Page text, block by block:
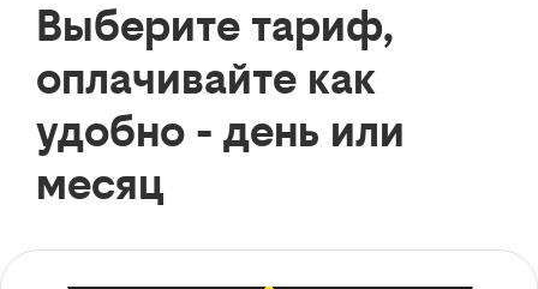
Выберите тариф,
оплачивайте как
удобно - день или
месяц